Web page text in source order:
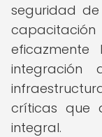
seguridad
críticas que
integral.